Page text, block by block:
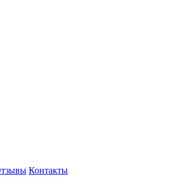
Контакты